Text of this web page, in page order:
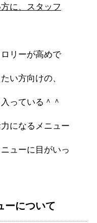
に、スタッフ
リーが高めで
い方向けの、
っている＾＾
になるメニュー
ューに目がいっ
ーについて